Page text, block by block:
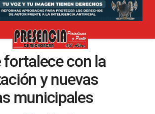
fortalece con la
y nuevas
municipales